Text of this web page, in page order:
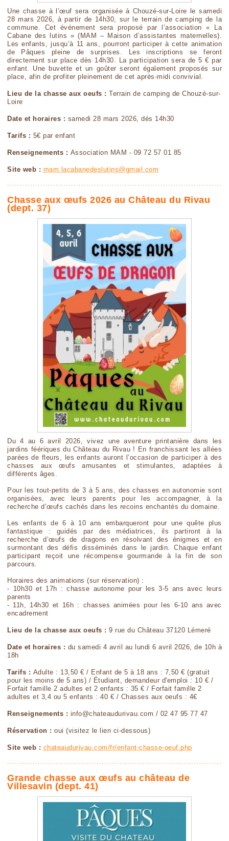
Une chasse à l’œuf sera organisée à Chouzé-sur-Loire le samedi
28 mars 2026, à partir de 14h30, sur le terrain de camping de la
commune. Cet événement sera proposé par l’association « La
Cabane des lutins » (MAM – Maison d’assistantes maternelles).
Les enfants, jusqu’à 11 ans, pourront participer à cette animation
de Pâques pleine de surprises. Les inscriptions se feront
directement sur place dès 14h30. La participation sera de 5 € par
enfant. Une buvette et un goûter seront également proposés sur
place, afin de profiter pleinement de cet après-midi convivial.
Lieu de la chasse aux oeufs : Terrain de camping de Chouzé-sur-
Loire
Date et horaires : samedi 28 mars 2026, dés 14h30
Tarifs : 5€ par enfant
Renseignements : Association MAM - 09 72 57 01 85
Site web : mam.lacabanedeslutins@gmail.com
Chasse aux œufs 2026 au Château du Rivau
(dept. 37)
Du 4 au 6 avril 2026, vivez une aventure printanière dans les
jardins féériques du Château du Rivau ! En franchissant les allées
parées de fleurs, les enfants auront l’occasion de participer à des
chasses aux œufs amusantes et stimulantes, adaptées à
différents âges.
Pour les tout-petits de 3 à 5 ans, des chasses en autonomie sont
organisées, avec leurs parents pour les accompagner, à la
recherche d’œufs cachés dans les recoins enchantés du domaine.
Les enfants de 6 à 10 ans embarqueront pour une quête plus
fantastique : guidés par des médiatrices, ils partiront à la
recherche d’œufs de dragons en résolvant des énigmes et en
surmontant des défis disséminés dans le jardin. Chaque enfant
participant reçoit une récompense gourmande à la fin de son
parcours.
Horaires des animations (sur réservation) :
- 10h30 et 17h : chasse autonome pour les 3-5 ans avec leurs
parents
- 11h, 14h30 et 16h : chasses animées pour les 6-10 ans avec
encadrement
Lieu de la chasse aux oeufs : 9 rue du Château 37120 Lémeré
Date et horaires : du samedi 4 avril au lundi 6 avril 2026, de 10h à
18h
Tarifs : Adulte : 13,50 € / Enfant de 5 à 18 ans : 7,50 € (gratuit
pour les moins de 5 ans) / Étudiant, demandeur d'emploi : 10 € /
Forfait famille 2 adultes et 2 enfants : 35 € / Forfait famille 2
adultes et 3,4 ou 5 enfants : 40 € / Chasses aux oeufs : 4€
Renseignements : info@chateaudurivau.com / 02 47 95 77 47
Réservation : oui (visitez le lien ci-dessous)
Site web : chateaudurivau.com/fr/enfant-chasse-oeuf.php
Grande chasse aux œufs au château de
Villesavin (dept. 41)